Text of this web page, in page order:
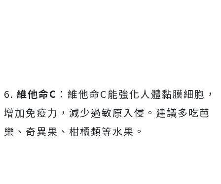
6. 維他命C ：維他命C能強化人體黏膜細胞，
增加免疫力，減少過敏原入侵。建議多吃芭
樂、奇異果、柑橘類等水果。